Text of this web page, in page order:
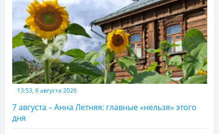
13:53, 6 августа 2026
7 августа – Анна Летняя: главные «нельзя» этого
дня